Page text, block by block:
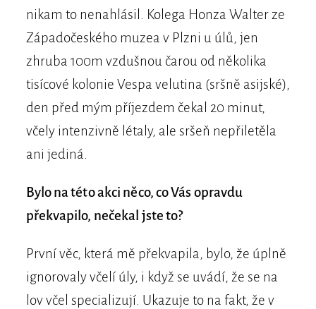
nikam to nenahlásil. Kolega Honza Walter ze
Západočeského muzea v Plzni u úlů, jen
zhruba 100m vzdušnou čarou od několika
tisícové kolonie Vespa velutina (sršně asijské),
den před mým příjezdem čekal 20 minut,
včely intenzivně létaly, ale sršeň nepřiletěla
ani jediná.
Bylo na této akci něco, co Vás opravdu
překvapilo, nečekal jste to?
První věc, která mě překvapila, bylo, že úplně
ignorovaly včelí úly, i když se uvádí, že se na
lov včel specializují. Ukazuje to na fakt, že v